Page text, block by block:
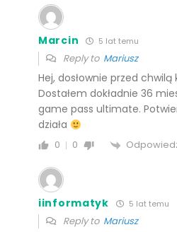
Marcin 5 lat temu
Reply to Mariusz
Hej, dosłownie przed
Dostałem dokładnie 36
game pass ultimate.
działa
0 0
iinformatyk 5 lat temu
Reply to Mariusz